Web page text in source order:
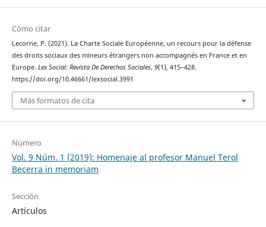
Cómo citar
Lecorne, P. (2021). La Charte Sociale Européenne, un recours pour la défense
des droits sociaux des mineurs étrangers non accompagnés en France et en
Europe. Lex Social: Revista De Derechos Sociales, 9(1), 415–428.
https://doi.org/10.46661/lexsocial.3991
Más formatos de cita
Número
Vol. 9 Núm. 1 (2019): Homenaje al profesor Manuel Terol
Becerra in memoriam
Sección
Artículos